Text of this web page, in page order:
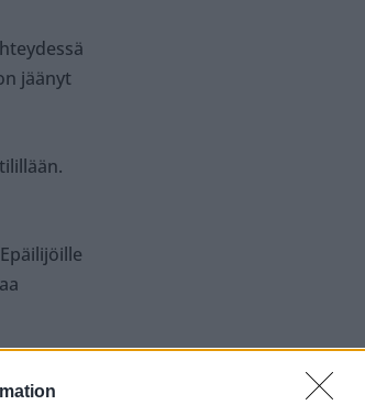
jäänyt